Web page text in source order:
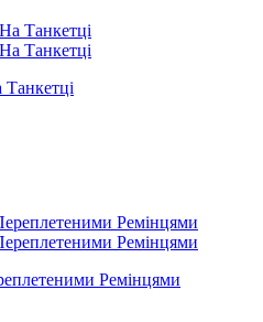
Ремінцями